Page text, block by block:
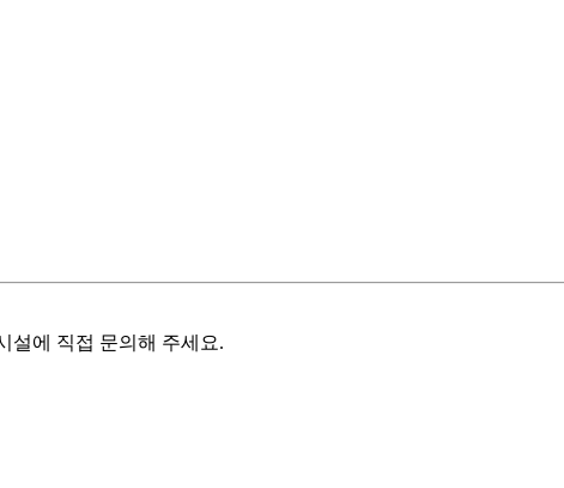
설에 직접 문의해 주세요.